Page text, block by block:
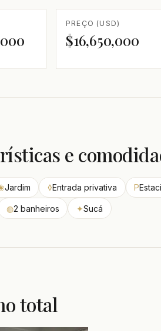
PREÇO (USD)
$16,650,000
e
Jardim ◊Entrada privativa P
◍2 banheiros ✦Sucá
total